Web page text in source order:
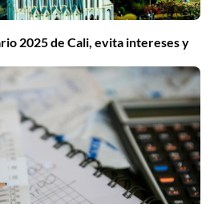
2025 de Cali, evita intereses y